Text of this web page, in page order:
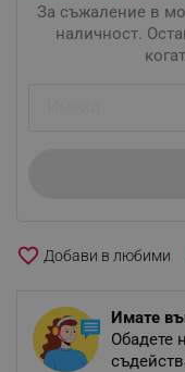
За съжаление в
наличност.
favorite_border
Имате
Обадете